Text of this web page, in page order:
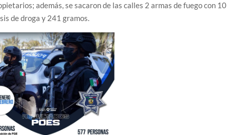
además, se sacaron de las calles 2 armas de fuego con 10
de droga y 241 gramos.